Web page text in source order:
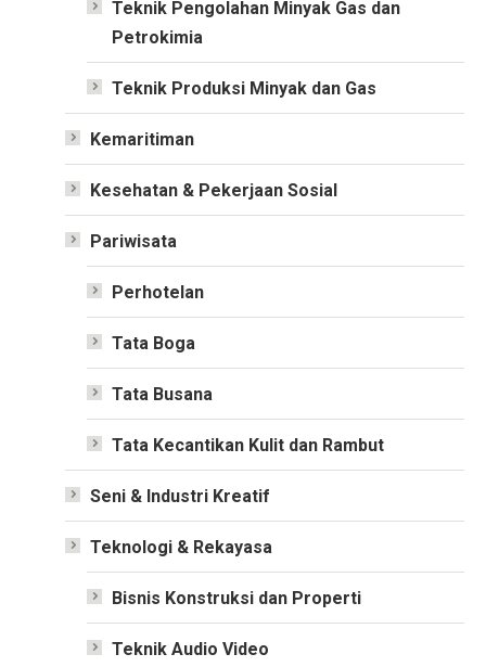
Teknik Pengolahan Minyak Gas dan
Petrokimia
Teknik Produksi Minyak dan Gas
Kemaritiman
Kesehatan & Pekerjaan Sosial
Pariwisata
Perhotelan
Tata Boga
Tata Busana
Tata Kecantikan Kulit dan Rambut
Seni & Industri Kreatif
Teknologi & Rekayasa
Bisnis Konstruksi dan Properti
Teknik Audio Video